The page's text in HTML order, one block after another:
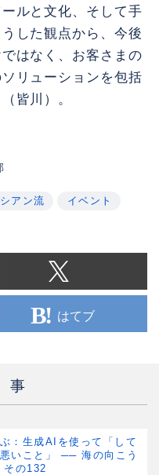
ルと文化、そして手
した観点から、今後
はなく、お客さまの
リューションを包括
皆川）。
アン流
イベント
はてブ
事
：生成AIを使って「して
いこと」 ── 海の向こう
その132